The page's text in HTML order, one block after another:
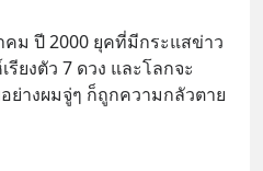
ม ปี 2000 ยุคที่มีกระแสข่าว
รียงตัว 7 ดวง และโลกจะ
ย่างผมจู่ๆ ก็ถูกความกลัวตาย